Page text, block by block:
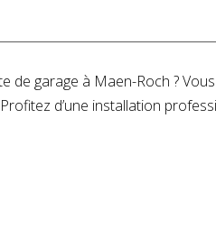
de garage à Maen-Roch ?
d’une installation